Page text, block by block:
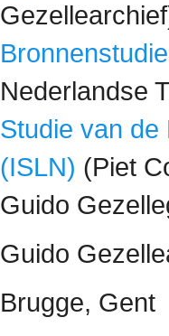
Bronnenstudie
Nederlandse
Studie van de
(ISLN) (Piet
Guido
Guido
Brugge, Gent